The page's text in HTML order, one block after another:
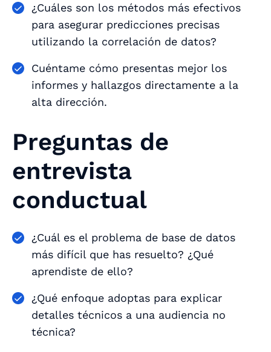
¿Cuáles son los métodos más efectivos
para asegurar predicciones precisas
utilizando la correlación de datos?
Cuéntame cómo presentas mejor los
informes y hallazgos directamente a la
alta dirección.
Preguntas de
entrevista
conductual
¿Cuál es el problema de base de datos
más difícil que has resuelto? ¿Qué
aprendiste de ello?
¿Qué enfoque adoptas para explicar
detalles técnicos a una audiencia no
técnica?